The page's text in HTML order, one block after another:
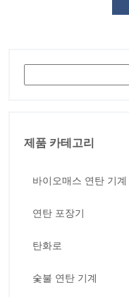
제품 카테고리
바이오매스 연탄 기계
연탄 포장기
탄화로
숯불 연탄 기계